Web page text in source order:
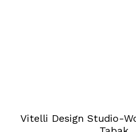
Vitelli Design Studio-